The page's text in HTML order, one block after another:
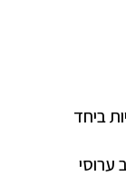
ביחד
ערוסי